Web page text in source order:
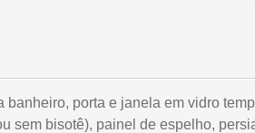
porta e janela em vidro
sem bisotê), painel de espelho,